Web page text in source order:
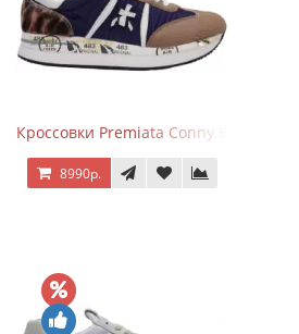
Кроссовки Premiata Conny Blue Brown
8990р.